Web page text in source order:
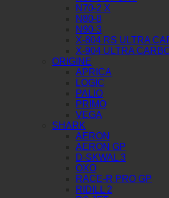
N70-2 X
N80-8
N90-3
X-804 RS ULTRA
X-904 ULTRA
ORIGINE
APRICA
LOGIC
PALIO
PRIMO
VEGA
SHARK
AERON
AERON GP
D-SKWAL 3
OXO
RACE-R PRO GP
RIDILL 2